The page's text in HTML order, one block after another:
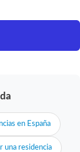
en España
una residencia